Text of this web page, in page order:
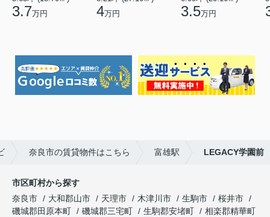
3.7万円 4万円 3.5万円
奈良市の賃貸物件はこちら 富雄駅 LEGACY学園前
市区町村から探す
奈良市
大和郡山市 天理市 木津川市 生駒市
桜井市
磯城郡田原本町
磯城郡三宅町 生駒郡安堵町
相楽郡精華町